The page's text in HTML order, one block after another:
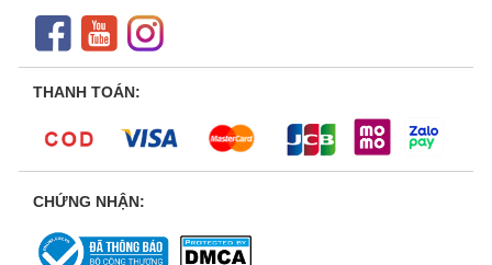
THANH TOÁN:
CHỨNG NHẬN: